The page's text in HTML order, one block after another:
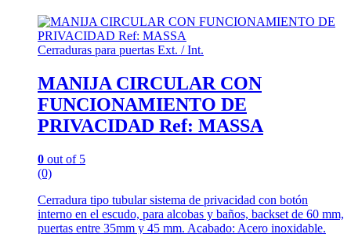
Cerraduras para puertas Ext. / Int.
MANIJA CIRCULAR CON
FUNCIONAMIENTO DE
PRIVACIDAD Ref: MASSA
0 out of 5
(0)
Cerradura tipo tubular sistema de privacidad con botón
interno en el escudo, para alcobas y baños, backset de 60 mm,
puertas entre 35mm y 45 mm. Acabado: Acero inoxidable.